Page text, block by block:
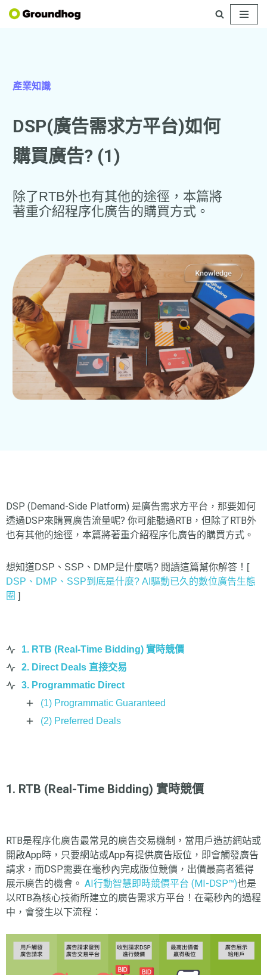
產業知識
DSP(廣告需求方平台)如何
購買廣告? (1)
除了RTB外也有其他的途徑，本篇將
著重介紹程序化廣告的購買方式。
DSP (Demand-Side Platform) 是廣告需求方平台，那要如何
透過DSP來購買廣告流量呢? 你可能聽過RTB，但除了RTB外
也有其他的途徑，本篇將著重介紹程序化廣告的購買方式。
想知道DSP、SSP、DMP是什麼嗎? 閱讀這篇幫你解答！[
DSP、DMP、SSP到底是什麼? AI驅動已久的數位廣告生態
圈
1. RTB (Real-Time Bidding) 實時競價
2. Direct Deals 直接交易
3. Programmatic Direct
(1) Programmatic Guaranteed
(2) Preferred Deals
1. RTB (Real-Time Bidding) 實時競價
RTB是程序化廣告最常見的廣告交易機制，當用戶造訪網站或
開啟App時，只要網站或App有提供廣告版位，即會觸發廣告
請求，而DSP需要在毫秒內完成版位競價，出價最高者獲得
展示廣告的機會。 AI行動智慧即時競價平台 (MI-DSP™)也是
以RTB為核心技術所建立的廣告需求方平台！在毫秒內的過程
中，會發生以下流程：